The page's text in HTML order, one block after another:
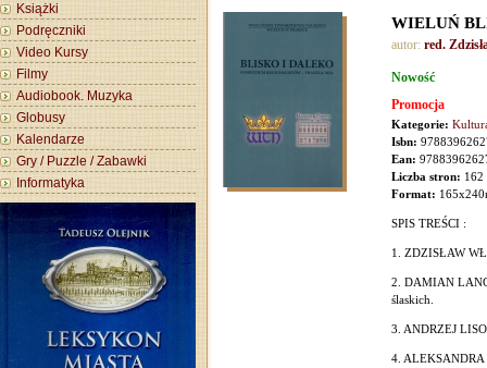
Książki
Podręczniki
Video Kursy
Filmy
Audiobook. Muzyka
Globusy
Kalendarze
Gry / Puzzle / Zabawki
Informatyka
WIELUŃ
autor: red.
Nowość
Promocja
Kategorie:
Isbn:
Ean:
Liczba stron: 162
Format:
SPIS TREŚCI :
1. ZDZISŁAW
2. DAMIAN
ślaskich.
3. ANDRZEJ
4. ALEKSANDRA